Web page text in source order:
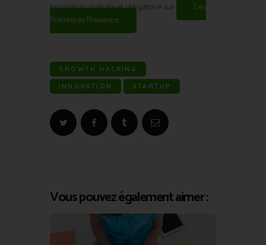
Inscription gratuite et obligatoire sur
Les
Premieres Provence
GROWTH HACKING
INNOVATION STARTUP
Vous pouvez également aimer :